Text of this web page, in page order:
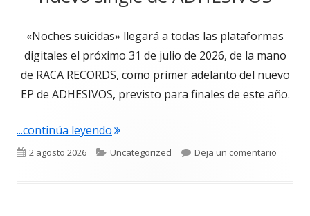
«Noches suicidas» llegará a todas las plataformas
digitales el próximo 31 de julio de 2026, de la mano
de RACA RECORDS, como primer adelanto del nuevo
EP de ADHESIVOS, previsto para finales de este año.
...continúa leyendo"RACA RECORDS presenta el nuevo
Publicado
2 agosto 2026 Categorías
Uncategorized Deja un comentario